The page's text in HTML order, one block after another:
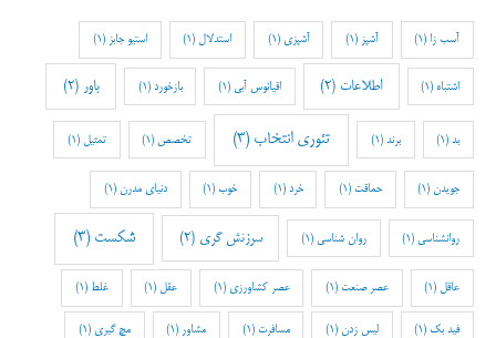
آسب زا (1) آشپز (1) آشپزی (1) استدلال (1) استیو جابز (1)
اشتباه (1) اطلاعات (2) اقیانوس آبی (1) بازخورد (1) باور (2)
بد(1) برند (1) تئوری انتخاب (3) تخصص (1) تمثیل (1)
جویدن (1) حماقت (1) خرد (1) خوب(1) دنیای مدرن (1)
روانشناسی (1) روان شناسی (1) سرزنش گری (2) شکست (3)
عاقل (1) عصر صنعت (1) عصر کشاورزی (1) عقل (1) غلط (1)
فید بک(1) لیس زدن (1) مسافرت (1) مشاور (1) مچ گیری (1)